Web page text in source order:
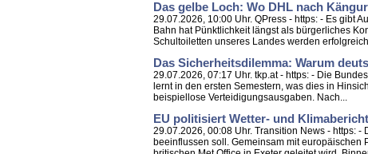
Das gelbe Loch: Wo DHL nach
29.07.2026, 10:00 Uhr. QPress - https: - Es gibt
Bahn hat Pünktlichkeit längst als bürgerliches
Schultoiletten unseres Landes werden
Das Sicherheitsdilemma: Warum
29.07.2026, 07:17 Uhr. tkp.at - https: - Die
lernt in den ersten Semestern, was dies in
beispiellose Verteidigungsausgaben. Nach...
EU politisiert Wetter- und
29.07.2026, 00:08 Uhr. Transition News - https:
beeinflussen soll. Gemeinsam mit europäischen